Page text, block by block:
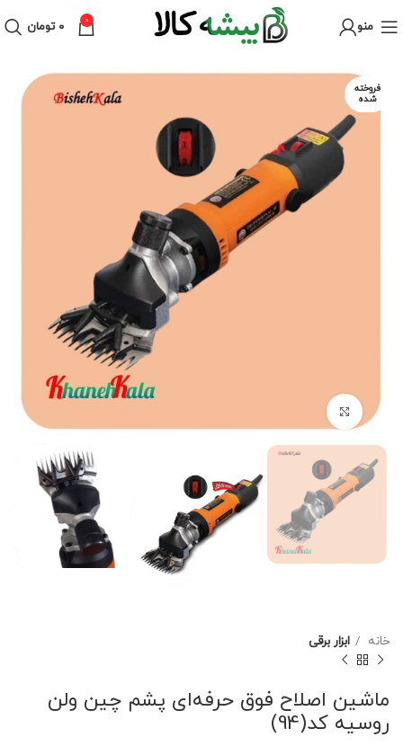
منو 0 ۰ تومان
فروخته
شده
خانه ابزار برقی
ماشین اصلاح فوق حرفه‌ای پشم چین ولن
روسیه کد(94)